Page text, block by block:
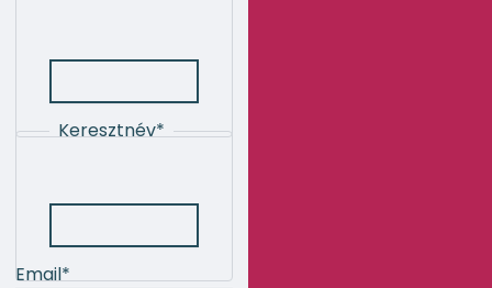
Keresztnév*
Email*